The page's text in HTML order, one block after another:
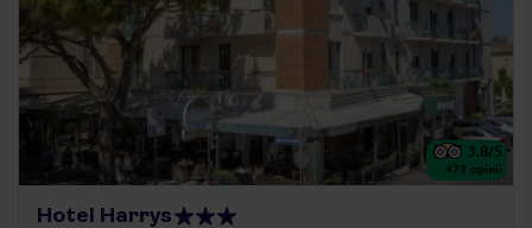
3.8/5
473 opinii
Hotel Harrys